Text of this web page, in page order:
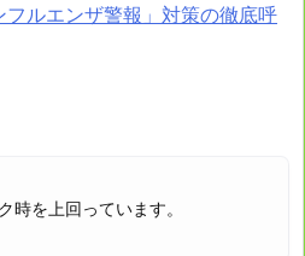
ルエンザ警報」対策の徹底呼
時を上回っています。